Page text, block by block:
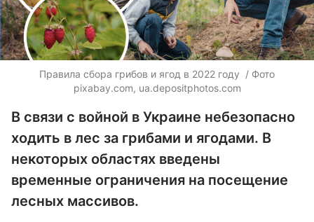
Правила сбора грибов и ягод в 2022 году ​ / Фото
pixabay.com, ua.depositphotos.com
В связи с войной в Украине небезопасно
ходить в лес за грибами и ягодами. В
некоторых областях введены
временные ограничения на посещение
лесных массивов.